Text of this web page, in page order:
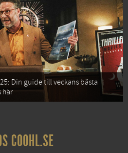
Din guide till veckans bästa
här
COOHL.SE